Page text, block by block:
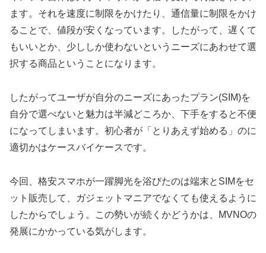
ます。それを速度に制限をかけたり、通信量に制限をかけ
ることで、値段が安くなっています。したがって、遅くて
もいいとか、少ししか使わないというニーズにあわせて選
択する商品ということになります。
したがってユーザが自分のニーズにあったプラン(SIM)を
自分で選べないと魅力は半減どころか、下手をすると不便
になってしまいます。初心者が「とりあえず始める」のに
適切かはケースバイケースです。
今回、格安スマホが一躍脚光を浴びたのは端末とSIMをセ
ット販売して、ガジェットマニアでなくても使えるように
したからでしょう。この勢いが続くかどうかは、MVNOの
発展にかかっている気がします。